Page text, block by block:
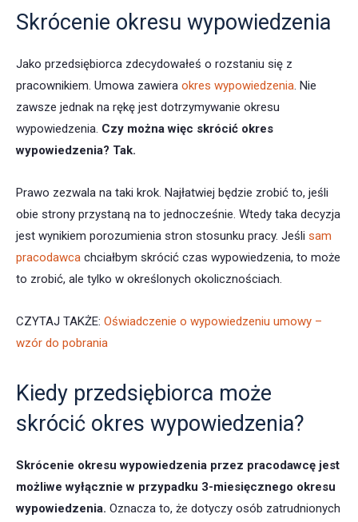
Skrócenie okresu wypowiedzenia
Jako przedsiębiorca zdecydowałeś o rozstaniu się z
pracownikiem. Umowa zawiera okres wypowiedzenia. Nie
zawsze jednak na rękę jest dotrzymywanie okresu
wypowiedzenia. Czy można więc skrócić okres
wypowiedzenia? Tak.
Prawo zezwala na taki krok. Najłatwiej będzie zrobić to, jeśli
obie strony przystaną na to jednocześnie. Wtedy taka decyzja
jest wynikiem porozumienia stron stosunku pracy. Jeśli sam
pracodawca chciałbym skrócić czas wypowiedzenia, to może
to zrobić, ale tylko w określonych okolicznościach.
CZYTAJ TAKŻE: Oświadczenie o wypowiedzeniu umowy –
wzór do pobrania
Kiedy przedsiębiorca może
skrócić okres wypowiedzenia?
Skrócenie okresu wypowiedzenia przez pracodawcę jest
możliwe wyłącznie w przypadku 3-miesięcznego okresu
wypowiedzenia. Oznacza to, że dotyczy osób zatrudnionych